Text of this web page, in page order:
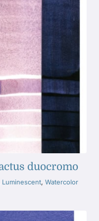
duocromo
Luminescent, Watercolor